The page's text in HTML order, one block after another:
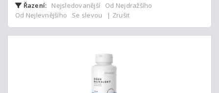
Řazení:
Nejsledovanější
Od Nejdražšího
Od Nejlevnějšího
Se slevou | Zrušit